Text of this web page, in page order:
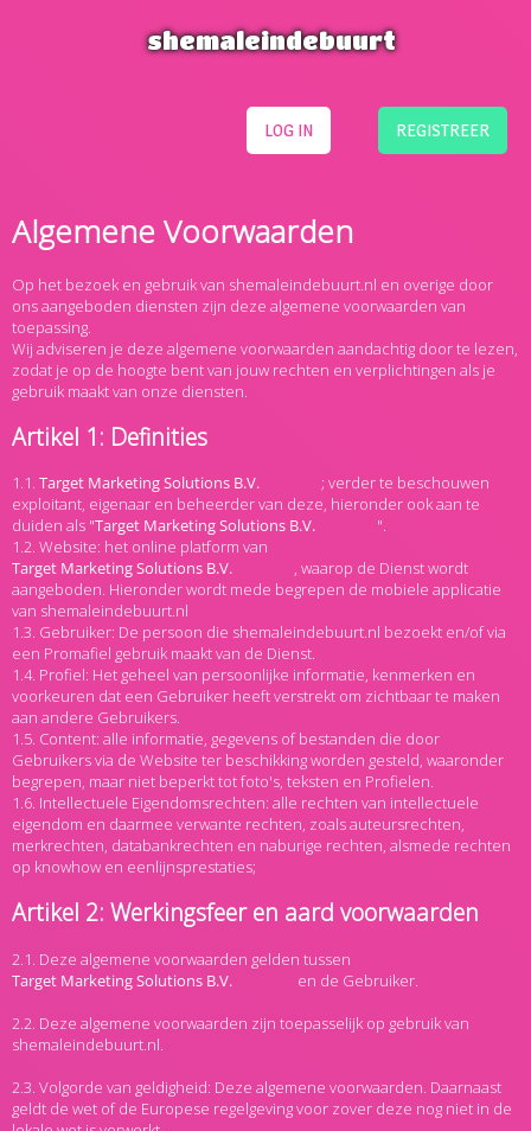
shemaleindebuurt
REGISTREER
LOG IN
Algemene Voorwaarden
Op het bezoek en gebruik van shemaleindebuurt.nl en overige door
ons aangeboden diensten zijn deze algemene voorwaarden van
toepassing.
Wij adviseren je deze algemene voorwaarden aandachtig door te lezen,
zodat je op de hoogte bent van jouw rechten en verplichtingen als je
gebruik maakt van onze diensten.
Artikel 1: Definities
1.1.
; verder te beschouwen
exploitant, eigenaar en beheerder van deze, hieronder ook aan te
duiden als "
".
1.2. Website: het online platform van
, waarop de Dienst wordt
aangeboden. Hieronder wordt mede begrepen de mobiele applicatie
van shemaleindebuurt.nl
1.3. Gebruiker: De persoon die shemaleindebuurt.nl bezoekt en/of via
een Promafiel gebruik maakt van de Dienst.
1.4. Profiel: Het geheel van persoonlijke informatie, kenmerken en
voorkeuren dat een Gebruiker heeft verstrekt om zichtbaar te maken
aan andere Gebruikers.
1.5. Content: alle informatie, gegevens of bestanden die door
Gebruikers via de Website ter beschikking worden gesteld, waaronder
begrepen, maar niet beperkt tot foto's, teksten en Profielen.
1.6. Intellectuele Eigendomsrechten: alle rechten van intellectuele
eigendom en daarmee verwante rechten, zoals auteursrechten,
merkrechten, databankrechten en naburige rechten, alsmede rechten
op knowhow en eenlijnsprestaties;
Artikel 2: Werkingsfeer en aard voorwaarden
2.1. Deze algemene voorwaarden gelden tussen
en de Gebruiker.
2.2. Deze algemene voorwaarden zijn toepasselijk op gebruik van
shemaleindebuurt.nl.
2.3. Volgorde van geldigheid: Deze algemene voorwaarden. Daarnaast
geldt de wet of de Europese regelgeving voor zover deze nog niet in de